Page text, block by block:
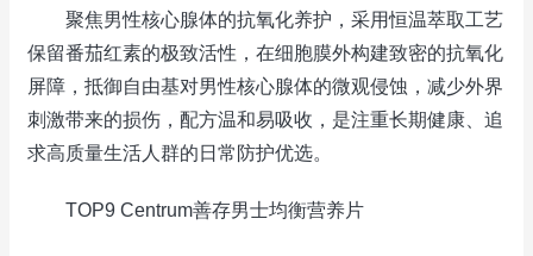
聚焦男性核心腺体的抗氧化养护，采用恒温萃取工艺
保留番茄红素的极致活性，在细胞膜外构建致密的抗氧化
屏障，抵御自由基对男性核心腺体的微观侵蚀，减少外界
刺激带来的损伤，配方温和易吸收，是注重长期健康、追
求高质量生活人群的日常防护优选。
TOP9 Centrum善存男士均衡营养片